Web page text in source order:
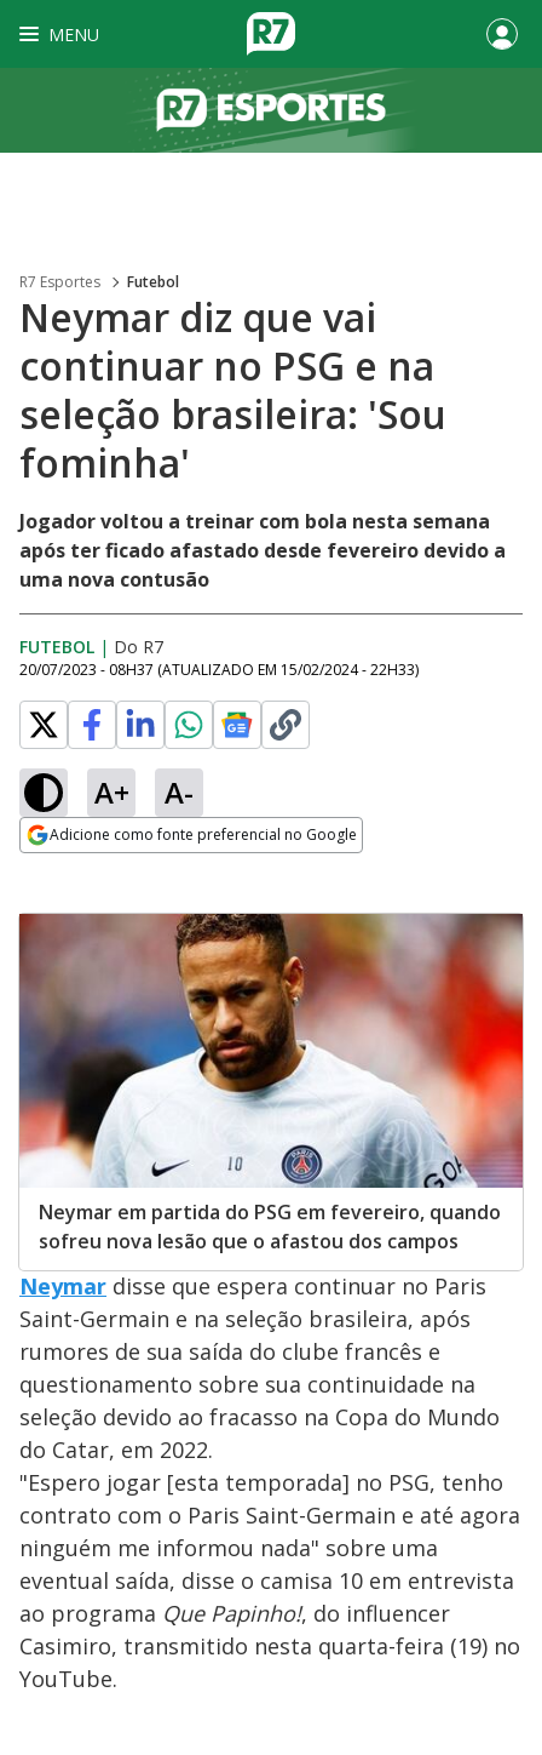
MENU
R7 Esportes Futebol
Neymar diz que vai
continuar no PSG e na
seleção brasileira: 'Sou
fominha'
Jogador voltou a treinar com bola nesta semana
após ter ficado afastado desde fevereiro devido a
uma nova contusão
FUTEBOL | Do R7
20/07/2023 - 08H37 (ATUALIZADO EM 15/02/2024 - 22H33)
A+ A-
Adicione como fonte preferencial no Google
Neymar em partida do PSG em fevereiro, quando
sofreu nova lesão que o afastou dos campos
Neymar disse que espera continuar no Paris
Saint-Germain e na seleção brasileira, após
rumores de sua saída do clube francês e
questionamento sobre sua continuidade na
seleção devido ao fracasso na Copa do Mundo
do Catar, em 2022.
"Espero jogar [esta temporada] no PSG, tenho
contrato com o Paris Saint-Germain e até agora
ninguém me informou nada" sobre uma
eventual saída, disse o camisa 10 em entrevista
ao programa Que Papinho!, do influencer
Casimiro, transmitido nesta quarta-feira (19) no
YouTube.